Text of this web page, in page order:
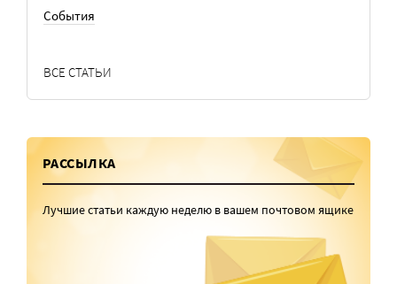
События
ВСЕ СТАТЬИ
РАССЫЛКА
Лучшие статьи каждую неделю в вашем почтовом ящике